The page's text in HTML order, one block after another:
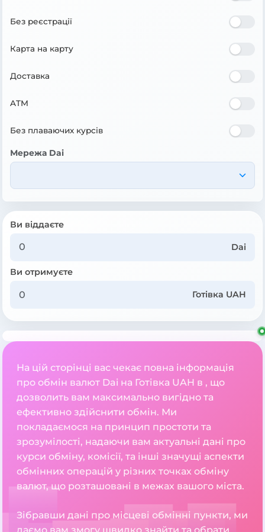
Без реєстрації
Карта на карту
Доставка
ATM
Без плаваючих курсів
Мережа Dai
Ви віддаєте
Dai
Ви отримуєте
Готівка UAH
На цій сторінці вас чекає повна інформація
про обмін валют Dai на Готівка UAH в , що
дозволить вам максимально вигідно та
ефективно здійснити обмін. Ми
покладаємося на принцип простоти та
зрозумілості, надаючи вам актуальні дані про
курси обміну, комісії, та інші значущі аспекти
обмінних операцій у різних точках обміну
валют, що розташовані в межах вашого міста.
Зібравши дані про місцеві обмінні пункти, ми